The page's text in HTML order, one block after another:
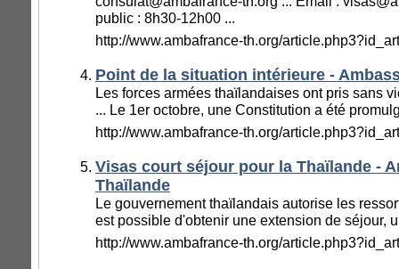
de dépassement de la durée accordée par le
bahts par jour de dépassement (avec un
l’aéroport. Visa touristique Le visa
de 60 jours. Il est délivré par les Ambassades
Thaïlande à l’étranger. Pièces demandées :
formulaire à remplir. Des droits de
pourra être prorogé de 30 jours, en Thaïlande,
thaïlandais de l’Immigration. Les pièces
photo, une copie du passeport et 1.900
public : 8h30-12h00 ...
http://www.ambafrance-th.org/
Point de la situation intérieure -
Les forces armées thaïlandaises ont pris sans
... Le 1er octobre, une Constitution a été
http://www.ambafrance-th.org/
Visas court séjour pour la Thaïlande -
Thaïlande
Le gouvernement thaïlandais autorise les
est possible d'obtenir une extension de séjour,
http://www.ambafrance-th.org/